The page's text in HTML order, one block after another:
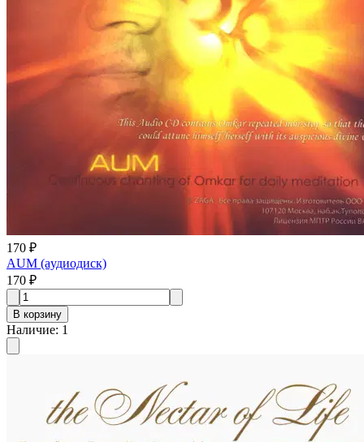
170 ₽
AUM (aудиодиск)
170 ₽
В корзину
Наличие: 1